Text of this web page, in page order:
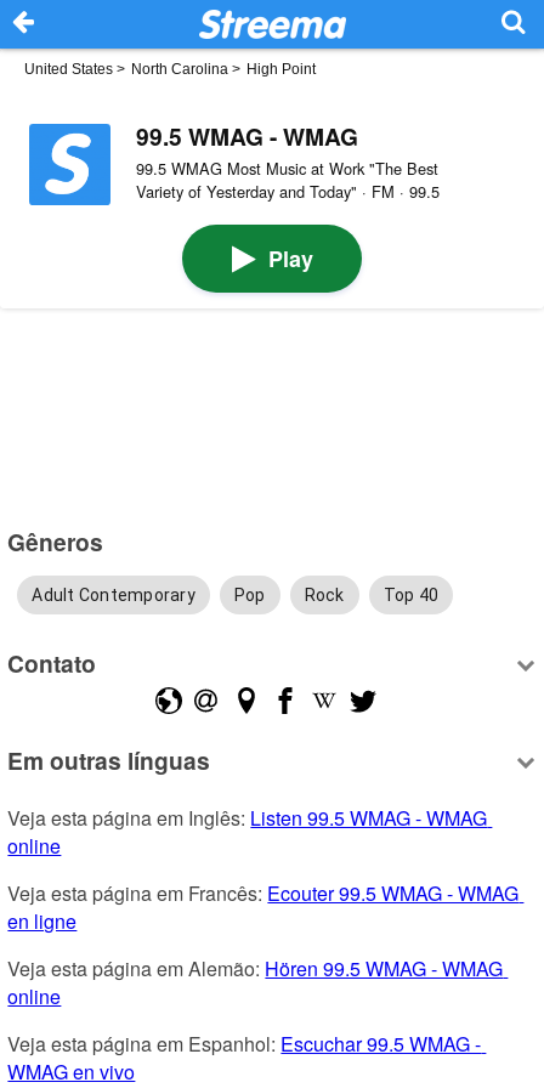
United States > North Carolina > High Point
99.5 WMAG - WMAG
99.5 WMAG Most Music at Work "The Best
Variety of Yesterday and Today" · FM · 99.5
Play
Gêneros
Adult Contemporary Pop Rock Top 40
Contato
Em outras línguas
Veja esta página em Inglês: Listen 99.5 WMAG - WMAG
online
Veja esta página em Francês: Ecouter 99.5 WMAG - WMAG
en ligne
Veja esta página em Alemão: Hören 99.5 WMAG - WMAG
online
Veja esta página em Espanhol: Escuchar 99.5 WMAG -
WMAG en vivo